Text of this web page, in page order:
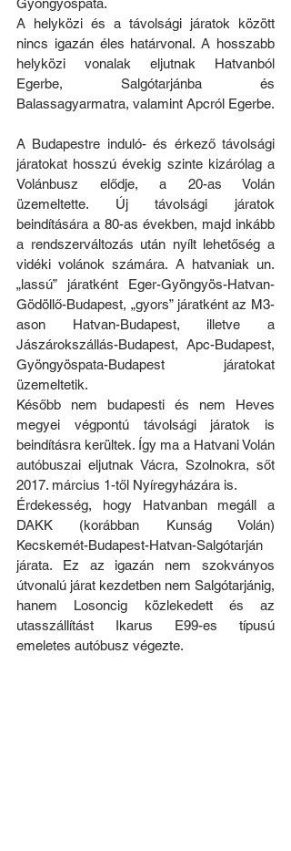
Gyöngyöspata.
A helyközi és a távolsági járatok között
nincs igazán éles határvonal. A hosszabb
helyközi vonalak eljutnak Hatvanból
Egerbe, Salgótarjánba és
Balassagyarmatra, valamint Apcról Egerbe.
A Budapestre induló- és érkező távolsági
járatokat hosszú évekig szinte kizárólag a
Volánbusz elődje, a 20-as Volán
üzemeltette. Új távolsági járatok
beindítására a 80-as években, majd inkább
a rendszerváltozás után nyílt lehetőség a
vidéki volánok számára. A hatvaniak un.
„lassú” járatként Eger-Gyöngyös-Hatvan-
Gödöllő-Budapest, „gyors” járatként az M3-
ason Hatvan-Budapest, illetve a
Jászárokszállás-Budapest, Apc-Budapest,
Gyöngyöspata-Budapest járatokat
üzemeltetik.
Később nem budapesti és nem Heves
megyei végpontú távolsági járatok is
beindításra kerültek. Így ma a Hatvani Volán
autóbuszai eljutnak Vácra, Szolnokra, sőt
2017. március 1-től Nyíregyházára is.
Érdekesség, hogy Hatvanban megáll a
DAKK (korábban Kunság Volán)
Kecskemét-Budapest-Hatvan-Salgótarján
járata. Ez az igazán nem szokványos
útvonalú járat kezdetben nem Salgótarjánig,
hanem Losoncig közlekedett és az
utasszállítást Ikarus E99-es típusú
emeletes autóbusz végezte.